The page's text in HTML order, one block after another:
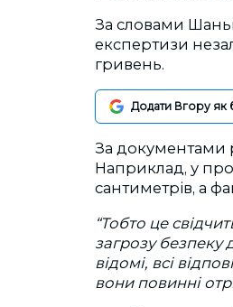
За словами
експертизи
гривень.
Додати Вгору як
За документами
Наприклад, у
сантиметрів, а
“Тобто це
загрозу безпеку
відомі, всі
вони повинні